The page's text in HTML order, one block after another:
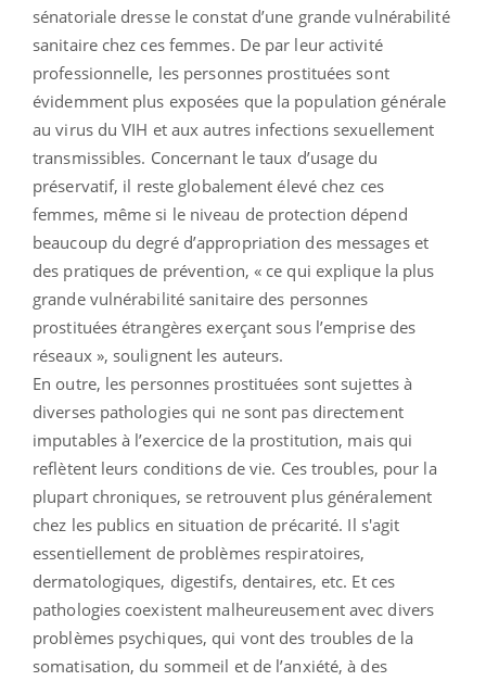
sénatoriale dresse le constat d’une grande vulnérabilité
sanitaire chez ces femmes. De par leur activité
professionnelle, les personnes prostituées sont
évidemment plus exposées que la population générale
au virus du VIH et aux autres infections sexuellement
transmissibles. Concernant le taux d’usage du
préservatif, il reste globalement élevé chez ces
femmes, même si le niveau de protection dépend
beaucoup du degré d’appropriation des messages et
des pratiques de prévention, « ce qui explique la plus
grande vulnérabilité sanitaire des personnes
prostituées étrangères exerçant sous l’emprise des
réseaux », soulignent les auteurs.
En outre, les personnes prostituées sont sujettes à
diverses pathologies qui ne sont pas directement
imputables à l’exercice de la prostitution, mais qui
reflètent leurs conditions de vie. Ces troubles, pour la
plupart chroniques, se retrouvent plus généralement
chez les publics en situation de précarité. Il s'agit
essentiellement de problèmes respiratoires,
dermatologiques, digestifs, dentaires, etc. Et ces
pathologies coexistent malheureusement avec divers
problèmes psychiques, qui vont des troubles de la
somatisation, du sommeil et de l’anxiété, à des